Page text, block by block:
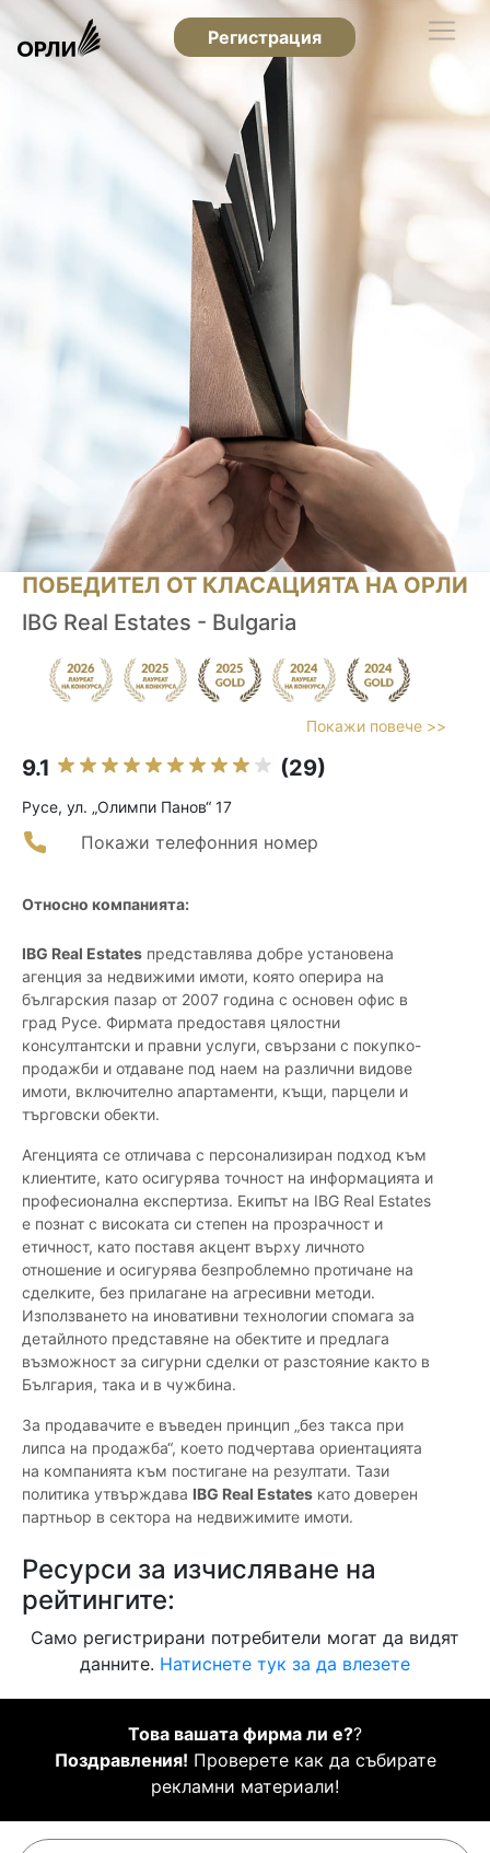
Регистрация
ПОБЕДИТЕЛ ОТ КЛАСАЦИЯТА НА ОРЛИ
IBG Real Estates - Bulgaria
Покажи повече >>
9.1 (29)
Русе, ул. „Олимпи Панов“ 17
Покажи телефонния номер
Относно компанията:
IBG Real Estates представлява добре установена
агенция за недвижими имоти, която оперира на
българския пазар от 2007 година с основен офис в
град Русе. Фирмата предоставя цялостни
консултантски и правни услуги, свързани с покупко-
продажби и отдаване под наем на различни видове
имоти, включително апартаменти, къщи, парцели и
търговски обекти.
Агенцията се отличава с персонализиран подход към
клиентите, като осигурява точност на информацията и
професионална експертиза. Екипът на IBG Real Estates
е познат с високата си степен на прозрачност и
етичност, като поставя акцент върху личното
отношение и осигурява безпроблемно протичане на
сделките, без прилагане на агресивни методи.
Използването на иновативни технологии спомага за
детайлното представяне на обектите и предлага
възможност за сигурни сделки от разстояние както в
България, така и в чужбина.
За продавачите е въведен принцип „без такса при
липса на продажба“, което подчертава ориентацията
на компанията към постигане на резултати. Тази
политика утвърждава IBG Real Estates като доверен
партньор в сектора на недвижимите имоти.
Ресурси за изчисляване на
рейтингите:
Само регистрирани потребители могат да видят
данните. Натиснете тук за да влезете
Това вашата фирма ли е??
Поздравления! Проверете как да събирате
рекламни материали!